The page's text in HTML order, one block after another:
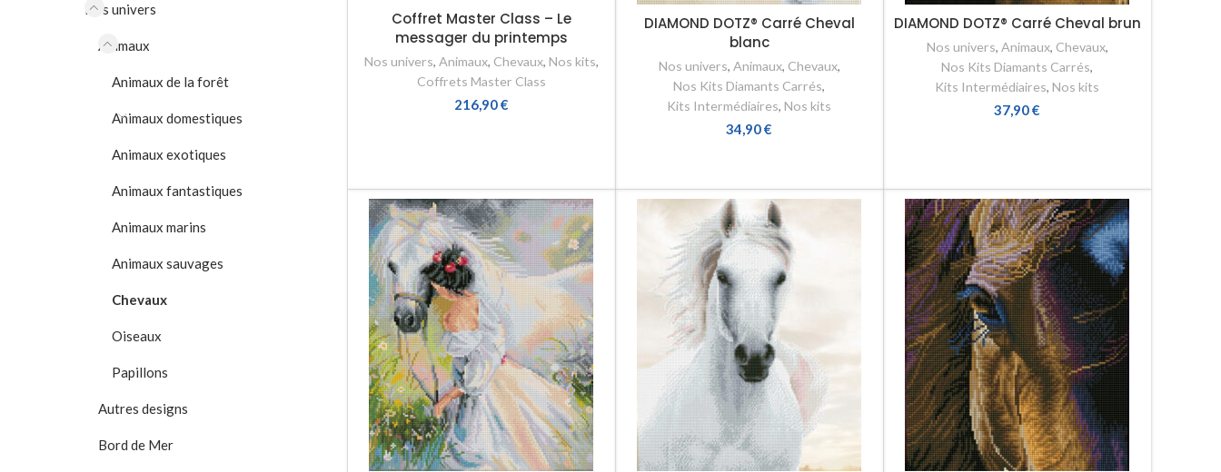
Nos univers
Animaux
Animaux de la forêt
Animaux domestiques
Animaux exotiques
Animaux fantastiques
Animaux marins
Animaux sauvages
Chevaux
Oiseaux
Papillons
Autres designs
Bord de Mer
Coffret Master Class – Le
messager du printemps
Nos univers, Animaux, Chevaux, Nos kits,
Coffrets Master Class
216,90€
DIAMOND DOTZ® Carré Cheval
blanc
Nos univers, Animaux, Chevaux,
Nos Kits Diamants Carrés,
Kits Intermédiaires, Nos kits
34,90€
DIAMOND DOTZ® Carré Cheval brun
Nos univers, Animaux, Chevaux,
Nos Kits Diamants Carrés,
Kits Intermédiaires, Nos kits
37,90€